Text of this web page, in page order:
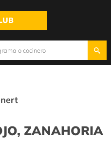
ZANAHORIA